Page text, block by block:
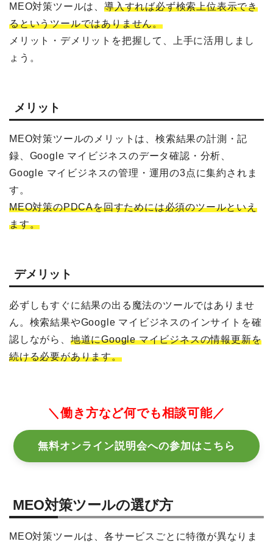
MEO対策ツールは、 導入すれば必ず検索上位表示でき
るというツールではありません。
メリット・デメリットを把握して、上手に活用しまし
ょう。
メリット
MEO対策ツールのメリットは、検索結果の計測・記
録、Google マイビジネスのデータ確認・分析、
Google マイビジネスの管理・運用の3点に集約されま
す。
MEO対策のPDCAを回すためには必須のツールといえ
ます。
デメリット
必ずしもすぐに結果の出る魔法のツールではありませ
ん。検索結果やGoogle マイビジネスのインサイトを確
認しながら、 地道にGoogle マイビジネスの情報更新を
続ける必要があります。
＼働き方など何でも相談可能／
無料オンライン説明会への参加はこちら
MEO対策ツールの選び方
MEO対策ツールは、各サービスごとに特徴が異なりま